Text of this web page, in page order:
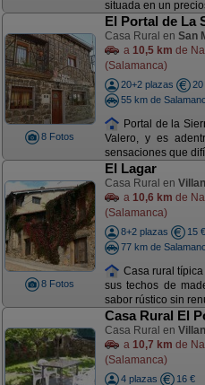
situada en un
8 Fotos
El Portal de La
Casa Rural en San
a 10,5 km de
(Salamanca)
20+2 plazas
20
55 km de
Portal de la
Valero, y es
sensaciones que
8 Fotos
El Lagar
Casa Rural en
a 10,6 km de
(Salamanca)
8+2 plazas
15 €
77 km de
Casa rural
sus techos de
sabor rústico sin
Casa Rural El
Casa Rural en
a 10,7 km de
(Salamanca)
4 plazas
16 €